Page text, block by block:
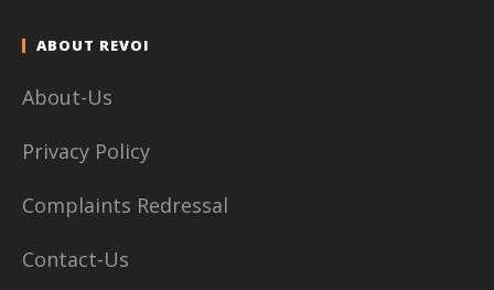
ABOUT REVOI
About-Us
Privacy Policy
Complaints Redressal
Contact-Us